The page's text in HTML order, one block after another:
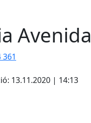
Avenida
361
13.11.2020 | 14:13